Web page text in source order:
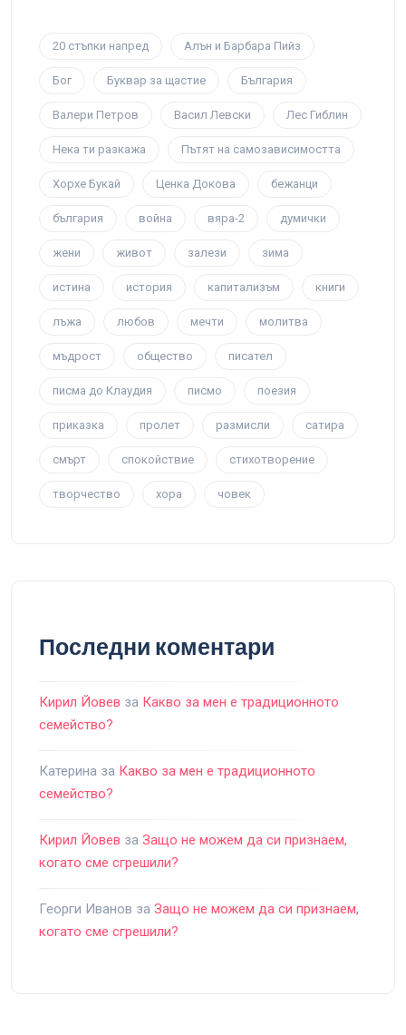
20 стъпки напред Алън и Барбара Пийз
Бог Буквар за щастие България
Валери Петров Васил Левски Лес Гиблин
Нека ти разкажа Пътят на самозависимостта
Хорхе Букай Ценка Докова бежанци
българия война вяра-2 думички
жени живот залези зима
истина история капитализъм книги
лъжа любов мечти молитва
мъдрост общество писател
писма до Клаудия писмо поезия
приказка пролет размисли сатира
смърт спокойствие стихотворение
творчество хора човек
Последни коментари
Кирил Йовев за Какво за мен е традиционното
семейство?
Катерина за Какво за мен е традиционното
семейство?
Кирил Йовев за Защо не можем да си признаем,
когато сме сгрешили?
Георги Иванов за Защо не можем да си признаем,
когато сме сгрешили?